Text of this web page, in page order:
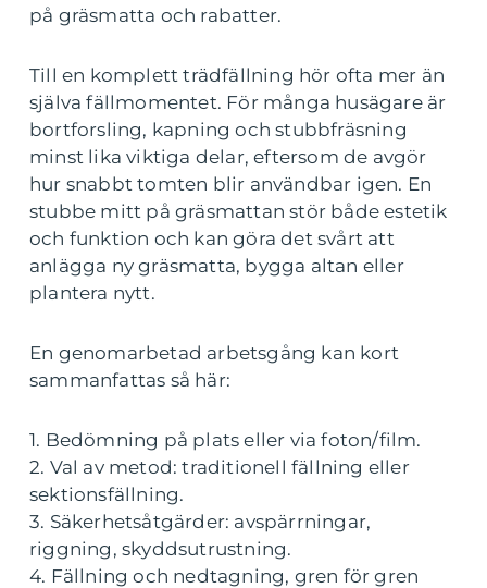
på gräsmatta och rabatter.
Till en komplett trädfällning hör ofta mer än
själva fällmomentet. För många husägare är
bortforsling, kapning och stubbfräsning
minst lika viktiga delar, eftersom de avgör
hur snabbt tomten blir användbar igen. En
stubbe mitt på gräsmattan stör både estetik
och funktion och kan göra det svårt att
anlägga ny gräsmatta, bygga altan eller
plantera nytt.
En genomarbetad arbetsgång kan kort
sammanfattas så här:
1. Bedömning på plats eller via foton/film.
2. Val av metod: traditionell fällning eller
sektionsfällning.
3. Säkerhetsåtgärder: avspärrningar,
riggning, skyddsutrustning.
4. Fällning och nedtagning, gren för gren